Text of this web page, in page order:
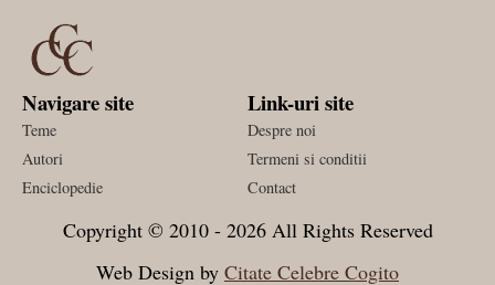
Navigare site
Teme
Autori
Enciclopedie
Link-uri site
Despre noi
Termeni si conditii
Contact
Copyright © 2010 - 2026 All Rights Reserved
Web Design by Citate Celebre Cogito